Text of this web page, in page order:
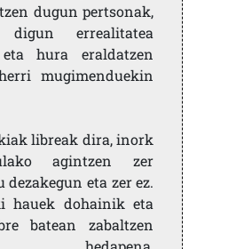
dugun pertsonak,
digun errealitatea
hura eraldatzen
mugimenduekin
libreak dira, inork
agintzen zer
dezakegun eta zer ez.
hauek dohainik eta
batean zabaltzen